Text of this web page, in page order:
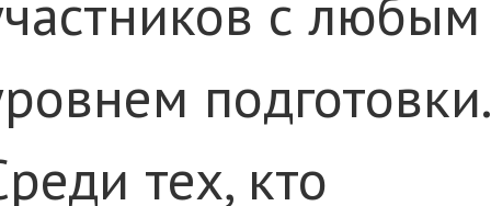
подготовки.
тех, кто